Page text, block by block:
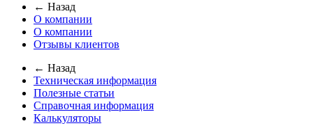
← Назад
О компании
О компании
Отзывы клиентов
← Назад
Техническая информация
Полезные статьи
Справочная информация
Калькуляторы